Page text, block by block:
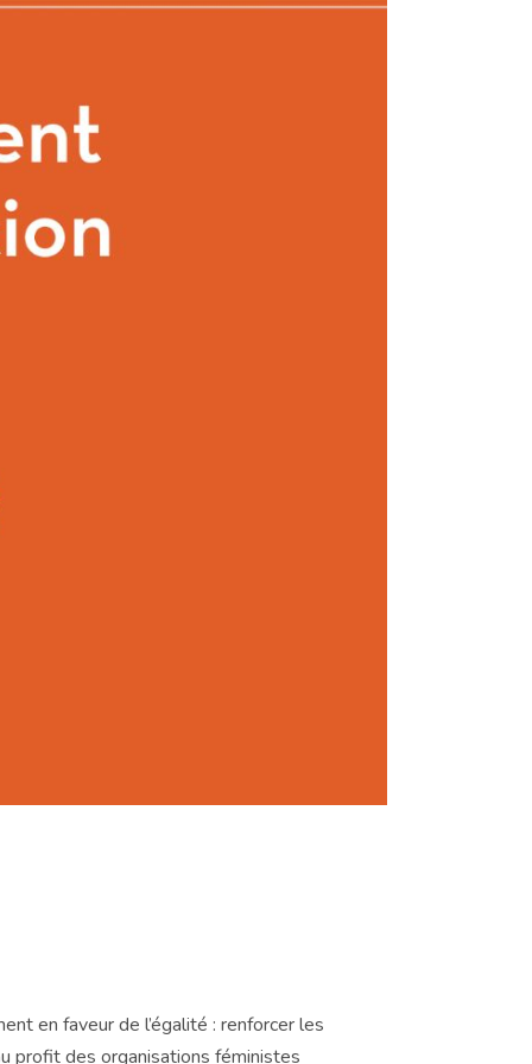
en faveur de l’égalité : renforcer les
profit des organisations féministes